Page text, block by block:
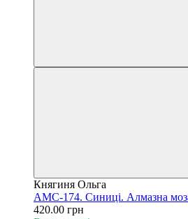
Княгиня Ольга
АМС-174. Синиці. Алмазна
420.00 грн